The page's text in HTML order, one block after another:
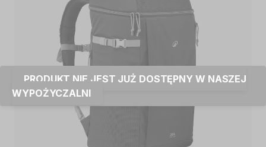
PRODUKT NIE JEST JUŻ DOSTĘPNY W NASZEJ
WYPOŻYCZALNI